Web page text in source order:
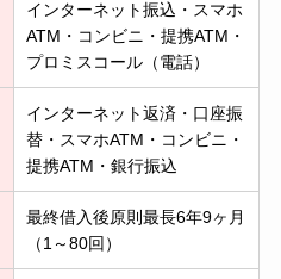
インターネット振込・スマホ
ATM・コンビニ・提携ATM・
プロミスコール（電話）
インターネット返済・口座振
替・スマホATM・コンビニ・
提携ATM・銀行振込
最終借入後原則最長6年9ヶ月
（1～80回）